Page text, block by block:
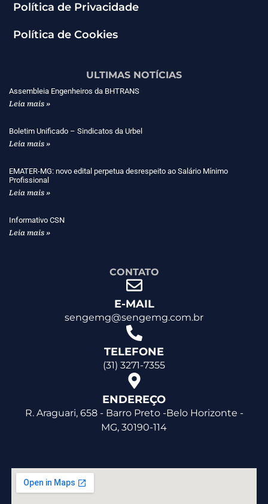
Política de Privacidade
Política de Cookies
ULTIMAS NOTÍCIAS
Assembleia Engenheiros da BHTRANS
Leia mais »
Boletim Unificado – Sindicatos da Urbel
Leia mais »
EMATER-MG: novo edital perpetua desrespeito ao Salário Mínimo
Profissional
Leia mais »
Informativo CSN
Leia mais »
CONTATO
E-MAIL
sengemg@sengemg.com.br
TELEFONE
(31) 3271-7355
ENDEREÇO
R. Araguari, 658 - Barro Preto -Belo Horizonte -
MG, 30190-114